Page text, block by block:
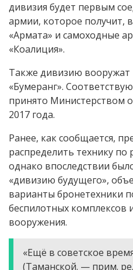
дивизия будет первым
армии, которое получит,
«Армата» и самоходные
«Коалиция».
Также дивизию
«Бумеранг».
принято Министерством
2017 года.
Ранее, как сообщается,
распределить технику
однако впоследствии
«дивизию будущего»,
варианты бронетехники
беспилотных комплексов
вооружения.
«Ещё в советское
(Таманской. — прим.